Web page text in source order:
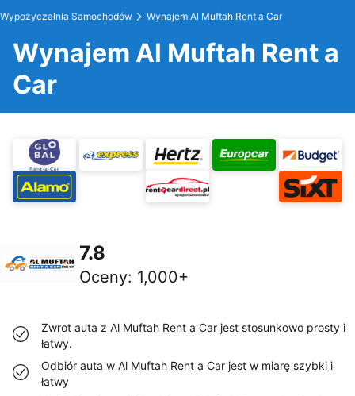
Wypożyczalnia Samochodów Wynajem Al Muftah Rent a Car
Wynajem Al Muftah Rent a
Car
7.8
Oceny: 1,000+
Zwrot auta z Al Muftah Rent a Car jest stosunkowo prosty i
łatwy.
Odbiór auta w Al Muftah Rent a Car jest w miarę szybki i
łatwy